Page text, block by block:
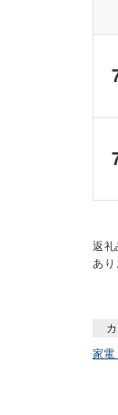
返
あり
家電